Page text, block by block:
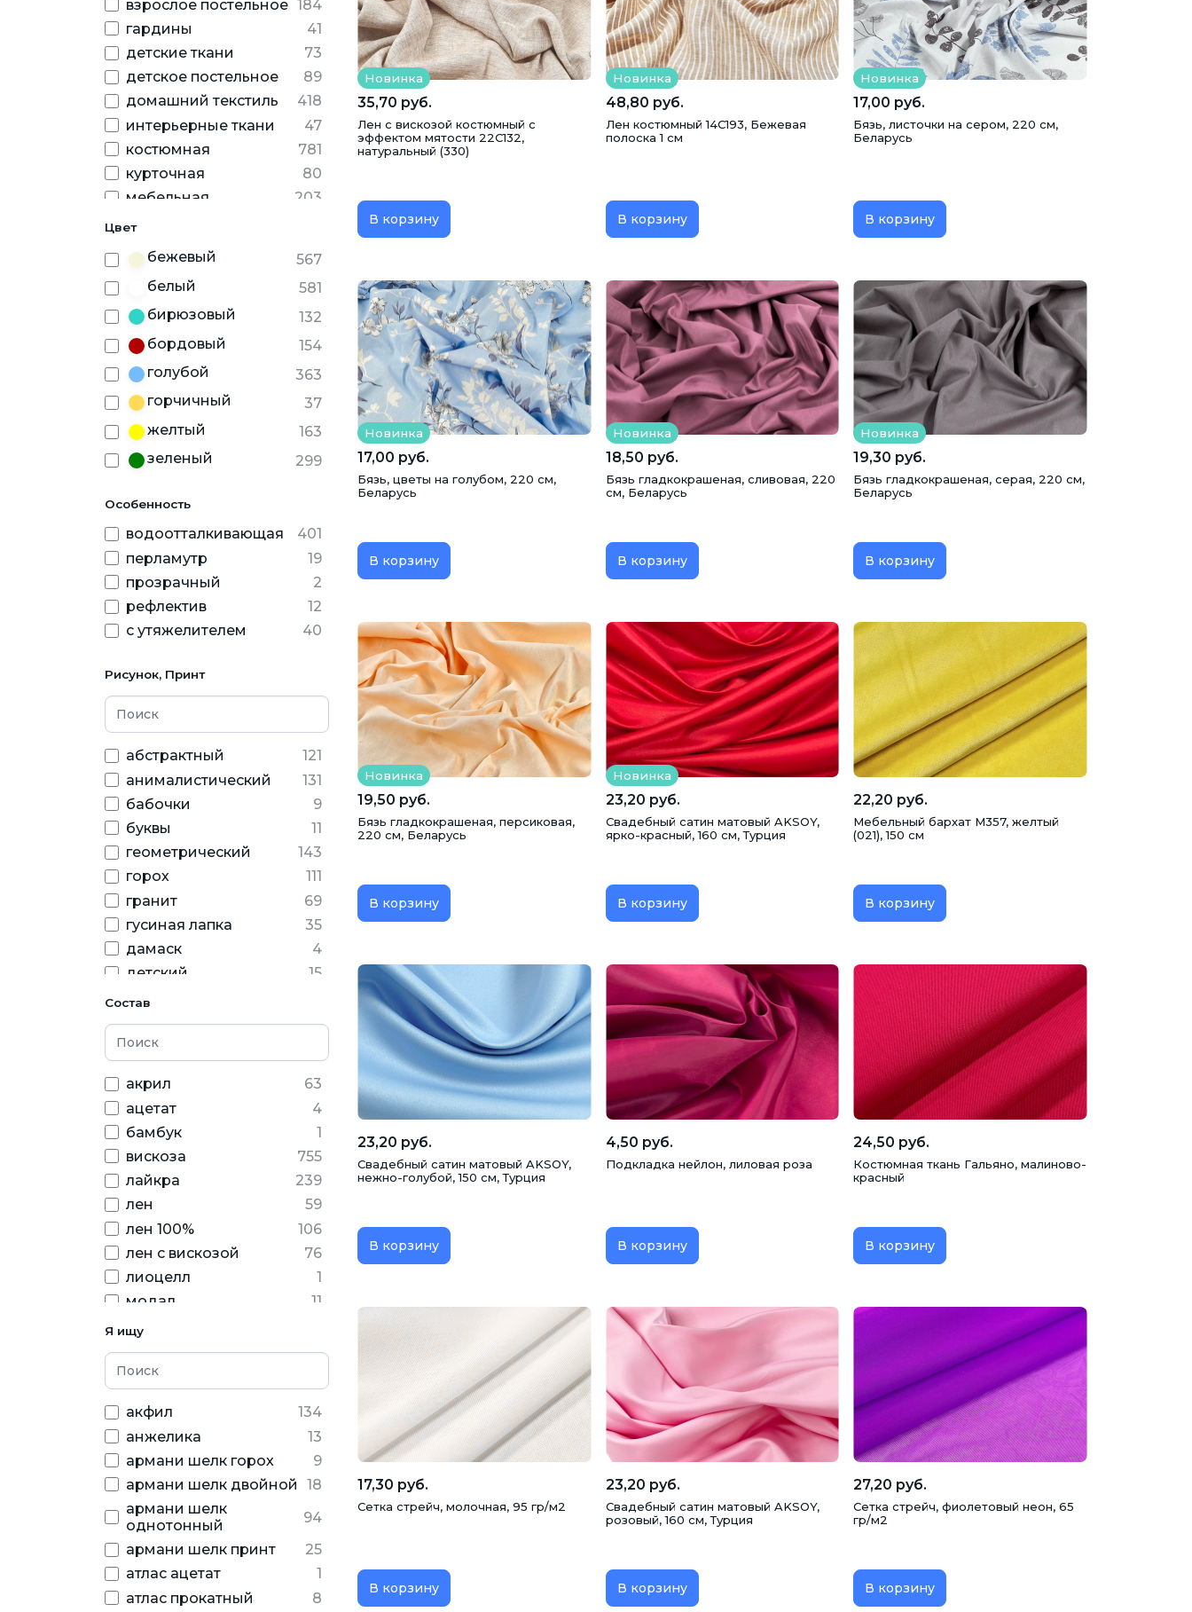
взрослое постельное 184
гардины
41
детские ткани
73
детское постельное
89
домашний текстиль
418
интерьерные ткани
47
костюмная
781
курточная
80
мебельная
203
наполнитель
панель для одеял
20
панель для подушек
1
плательная
949
подкладочная
238
портьерная
104
постельное белье
рубашки
свадьбы
5
спортивная одежда
397
утеплитель
шторы
27
Цвет
бежевый
567
белый
581
бирюзовый
132
бордовый
154
голубой
363
горчичный
37
желтый
163
зеленый
299
коралловый
коричневый
410
красный
234
лиловый
18
марсала
молочный
314
мятный
100
нежно-розовый
107
оливковый
37
оранжевый
110
76
пудра
131
разноцветный
184
розовый
318
салатовый
серый
559
синий
334
сиреневый
259
фиолетовый
204
фуксия
59
хаки
89
черный
Особенность
водоотталкивающая
401
перламутр
19
прозрачный
2
рефлектив
12
с утяжелителем
40
Рисунок, Принт
абстрактный
121
анималистический
131
бабочки
9
буквы
11
геометрический
143
горох
111
гранит
69
гусиная лапка
35
дамаск
4
детский
15
динозавры
единороги
10
елочка
звезды
47
Зверюшки
77
зигзаг
30
камуфляж
6
квадрат
6
клетка
245
Котики
4
круги
9
листья
21
мишки
новогодний
68
однотонный
4461
орнамент
20
пайетка
92
перья
17
пингвины
полоска
100
птицы
14
пятнышки
21
рисунок
200
Состав
акрил
63
ацетат
4
бамбук
1
вискоза
755
лайкра
239
лен
59
лен 100%
106
лен с вискозой
76
лиоцелл
1
модал
11
нейлон
олефин
6
пластик
поливинил
89
полиуретан
185
полиэстер
4437
полиэфир
31
спандекс
620
тенсел
4
хлопок
2039
8
Я ищу
акфил
134
анжелика
13
армани шелк горох
9
армани шелк двойной
18
армани шелк
однотонный
94
армани шелк принт
25
атлас ацетат
1
атлас прокатный
8
35,70 руб.
Новинка
Лен с вискозой костюмный с
эффектом мятости 22С132,
натуральный (330)
В корзину
48,80 руб.
Новинка
Лен костюмный 14С193, Бежевая
полоска 1 см
В корзину
17,00 руб.
Новинка
Бязь, листочки на сером, 220 см,
Беларусь
В корзину
17,00 руб.
Новинка
Бязь, цветы на голубом, 220 см,
Беларусь
В корзину
18,50 руб.
Новинка
Бязь гладкокрашеная, сливовая, 220
см, Беларусь
В корзину
19,30 руб.
Новинка
Бязь гладкокрашеная, серая, 220 см,
Беларусь
В корзину
19,50 руб.
Новинка
Бязь гладкокрашеная, персиковая,
220 см, Беларусь
В корзину
23,20 руб.
Новинка
Свадебный сатин матовый AKSOY,
ярко-красный, 160 см, Турция
В корзину
22,20 руб.
Мебельный бархат M357, желтый
(021), 150 см
В корзину
23,20 руб.
Свадебный сатин матовый AKSOY,
нежно-голубой, 150 см, Турция
В корзину
4,50 руб.
Подкладка нейлон, лиловая роза
В корзину
24,50 руб.
Костюмная ткань Гальяно, малиново-
красный
В корзину
17,30 руб.
Сетка стрейч, молочная, 95 гр/м2
В корзину
23,20 руб.
Свадебный сатин матовый AKSOY,
розовый, 160 см, Турция
В корзину
27,20 руб.
Сетка стрейч, фиолетовый неон, 65
гр/м2
В корзину